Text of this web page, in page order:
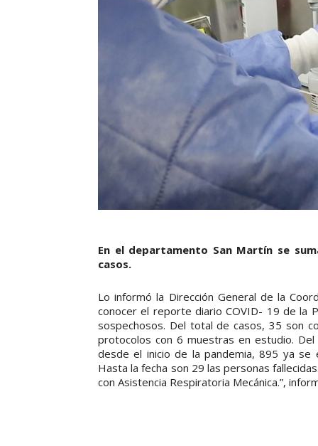
En el departamento San Martín se
casos.
Lo informó la Dirección General de la
conocer el reporte diario COVID- 19 de la
sospechosos. Del total de casos, 35 son
protocolos con 6 muestras en estudio.
desde el inicio de la pandemia, 895 ya se
Hasta la fecha son 29 las personas
con Asistencia Respiratoria Mecánica.”,